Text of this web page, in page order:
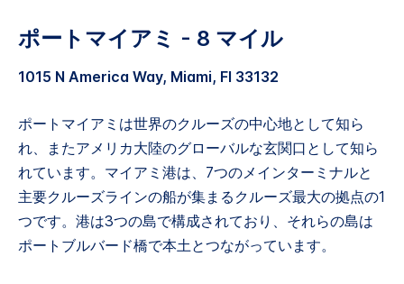
ポートマイアミ - 8 マイル
1015 N America Way, Miami, Fl 33132
ポートマイアミは世界のクルーズの中心地として知ら
れ、またアメリカ大陸のグローバルな玄関口として知ら
れています。マイアミ港は、7つのメインターミナルと
主要クルーズラインの船が集まるクルーズ最大の拠点の1
つです。港は3つの島で構成されており、それらの島は
ポートブルバード橋で本土とつながっています。